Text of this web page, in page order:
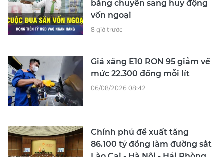
băng chuyển sang huy động
vốn ngoại
8 giờ trước
Giá xăng E10 RON 95 giảm về
mức 22.300 đồng mỗi lít
06/08/2026 08:42
Chính phủ đề xuất tăng
86.100 tỷ đồng làm đường sắt